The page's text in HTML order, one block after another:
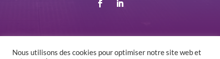
Nous utilisons des cookies pour optimiser notre site web et